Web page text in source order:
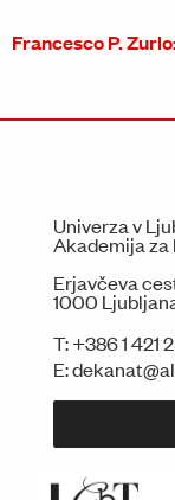
Francesco P.
Univerza v
Akademija
Erjavčeva
1000
T:+386 1 421
E: